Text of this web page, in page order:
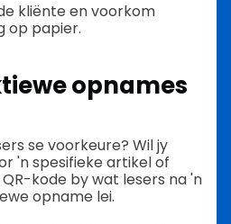
kliënte en voorkom
op papier.
opnames
se voorkeure? Wil jy
'n spesifieke artikel of
kode by wat lesers na 'n
opname lei.